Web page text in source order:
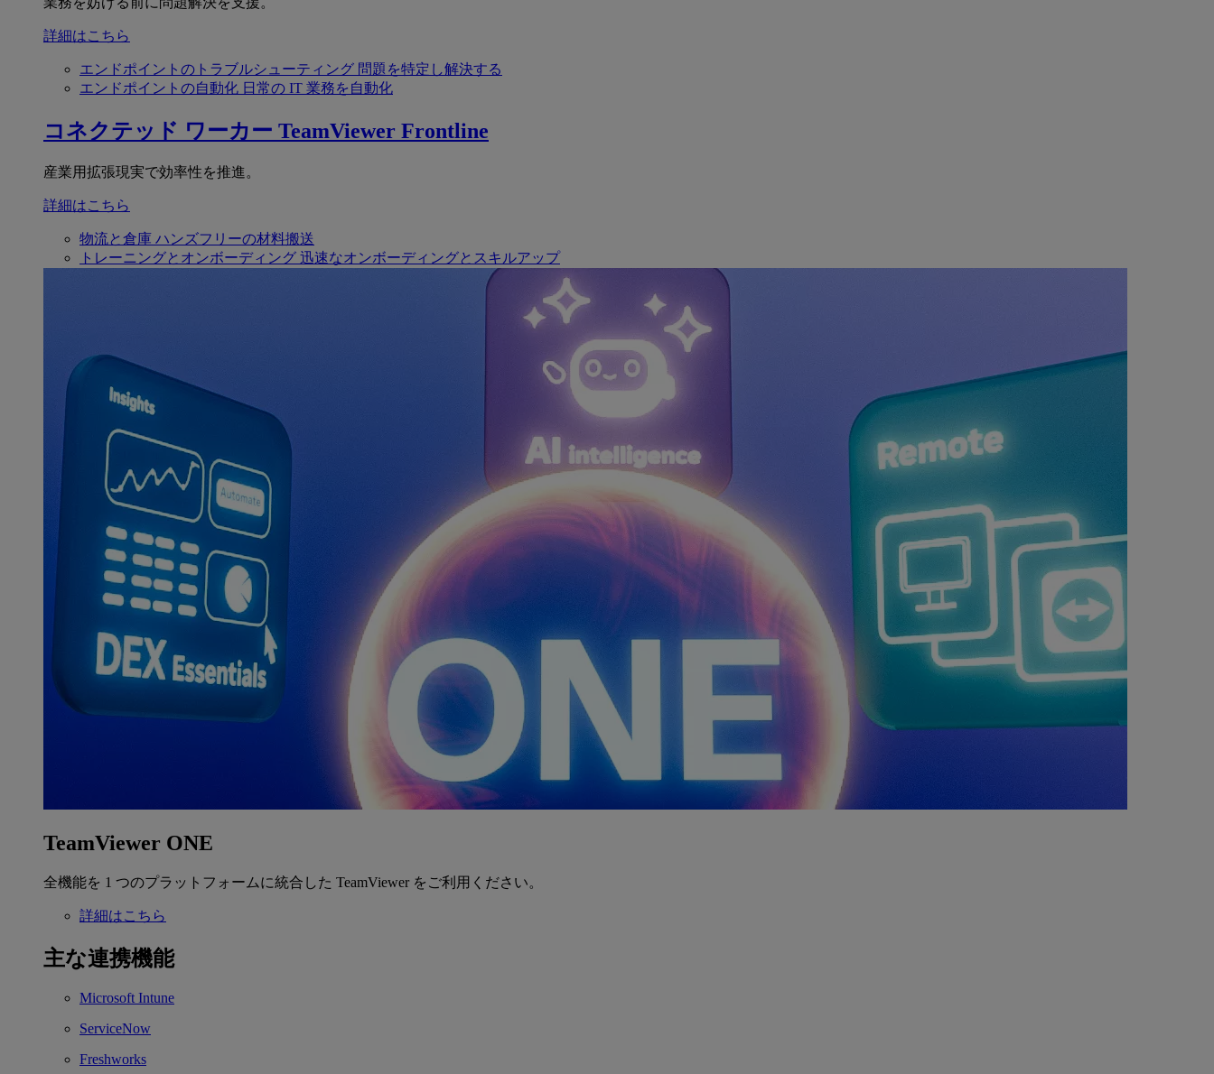
詳細はこちら
エンドポイントのトラブルシューティング 問題を特定し解決する
エンドポイントの自動化 日常の IT 業務を自動化
コネクテッド ワーカー TeamViewer Frontline
産業用拡張現実で効率性を推進。
詳細はこちら
物流と倉庫 ハンズフリーの材料搬送
トレーニングとオンボーディング 迅速なオンボーディングとスキルアップ
TeamViewer ONE
全機能を 1 つのプラットフォームに統合した TeamViewer をご利用ください。
詳細はこちら
主な連携機能
Microsoft Intune
ServiceNow
Freshworks